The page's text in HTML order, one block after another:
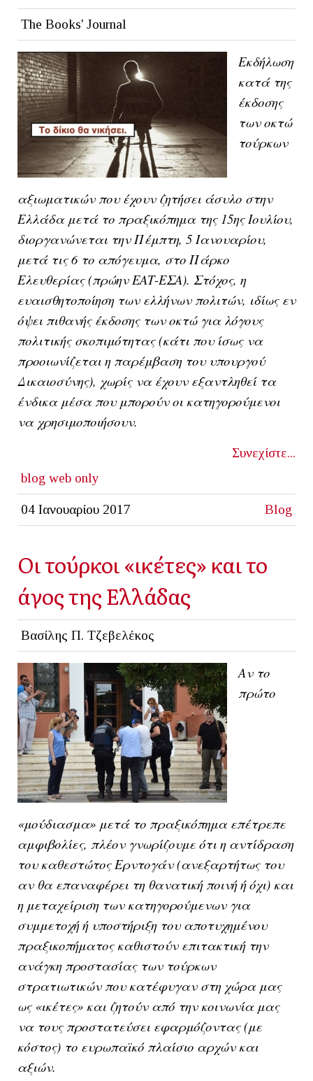
The Books' Journal
Εκδήλωση
κατά της
έκδοσης
των οκτώ
τούρκων
αξιωματικών που έχουν ζητήσει άσυλο στην
Ελλάδα μετά το πραξικόπημα της 15ης Ιουλίου,
διοργανώνεται την Πέμπτη, 5 Ιανουαρίου,
μετά τις 6 το απόγευμα, στο Πάρκο
Ελευθερίας (πρώην ΕΑΤ-ΕΣΑ). Στόχος, η
ευαισθητοποίηση των ελλήνων πολιτών, ιδίως εν
όψει πιθανής έκδοσης των οκτώ για λόγους
πολιτικής σκοπιμότητας (κάτι που ίσως να
προοιωνίζεται η παρέμβαση του υπουργού
Δικαιοσύνης), χωρίς να έχουν εξαντληθεί τα
ένδικα μέσα που μπορούν οι κατηγορούμενοι
να χρησιμοποιήσουν.
Συνεχίστε...
blog web only
04 Ιανουαρίου 2017 Blog
Οι τούρκοι «ικέτες» και το
άγος της Ελλάδας
Βασίλης Π. Τζεβελέκος
Αν το
πρώτο
«μούδιασμα» μετά το πραξικόπημα επέτρεπε
αμφιβολίες, πλέον γνωρίζουμε ότι η αντίδραση
του καθεστώτος Ερντογάν (ανεξαρτήτως του
αν θα επαναφέρει τη θανατική ποινή ή όχι) και
η μεταχείριση των κατηγορούμενων για
συμμετοχή ή υποστήριξη του αποτυχημένου
πραξικοπήματος καθιστούν επιτακτική την
ανάγκη προστασίας των τούρκων
στρατιωτικών που κατέφυγαν στη χώρα μας
ως «ικέτες» και ζητούν από την κοινωνία μας
να τους προστατεύσει εφαρμόζοντας (με
κόστος) το ευρωπαϊκό πλαίσιο αρχών και
αξιών.